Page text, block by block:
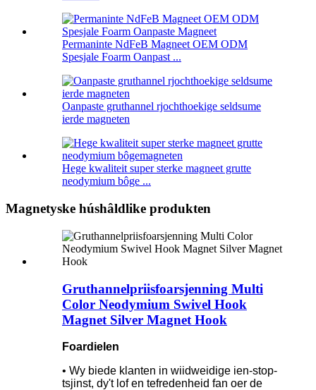
Permaninte NdFeB Magneet OEM ODM
Spesjale Foarm Oanpast ...
Oanpaste gruthannel rjochthoekige seldsume
ierde magneten
Hege kwaliteit super sterke magneet grutte
neodymium bôge ...
Magnetyske húshâldlike produkten
Gruthannelpriisfoarsjenning Multi
Color Neodymium Swivel Hook
Magnet Silver Magnet Hook
Foardielen
• Wy biede klanten in wiidweidige ien-stop-
tsjinst, dy't lof en tefredenheid fan oer de